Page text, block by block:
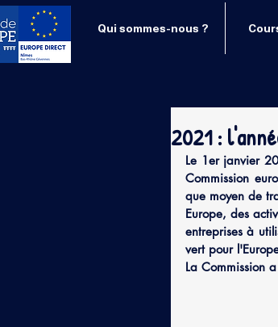
Qui sommes-nous ?
2021 :
Le 1er janvier
Commission
que moyen de
Europe, des
entreprises à
vert pour
La Commission